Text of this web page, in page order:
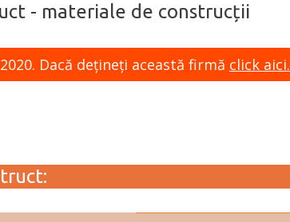
- materiale de construcții
Dacă dețineți această firmă click aici.